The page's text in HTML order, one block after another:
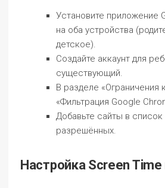
Установите приложение
на оба устройства
детское).
Создайте аккаунт для
существующий.
В разделе «Ограничения
«Фильтрация Google
Добавьте сайты в
разрешённых.
Настройка Screen Time